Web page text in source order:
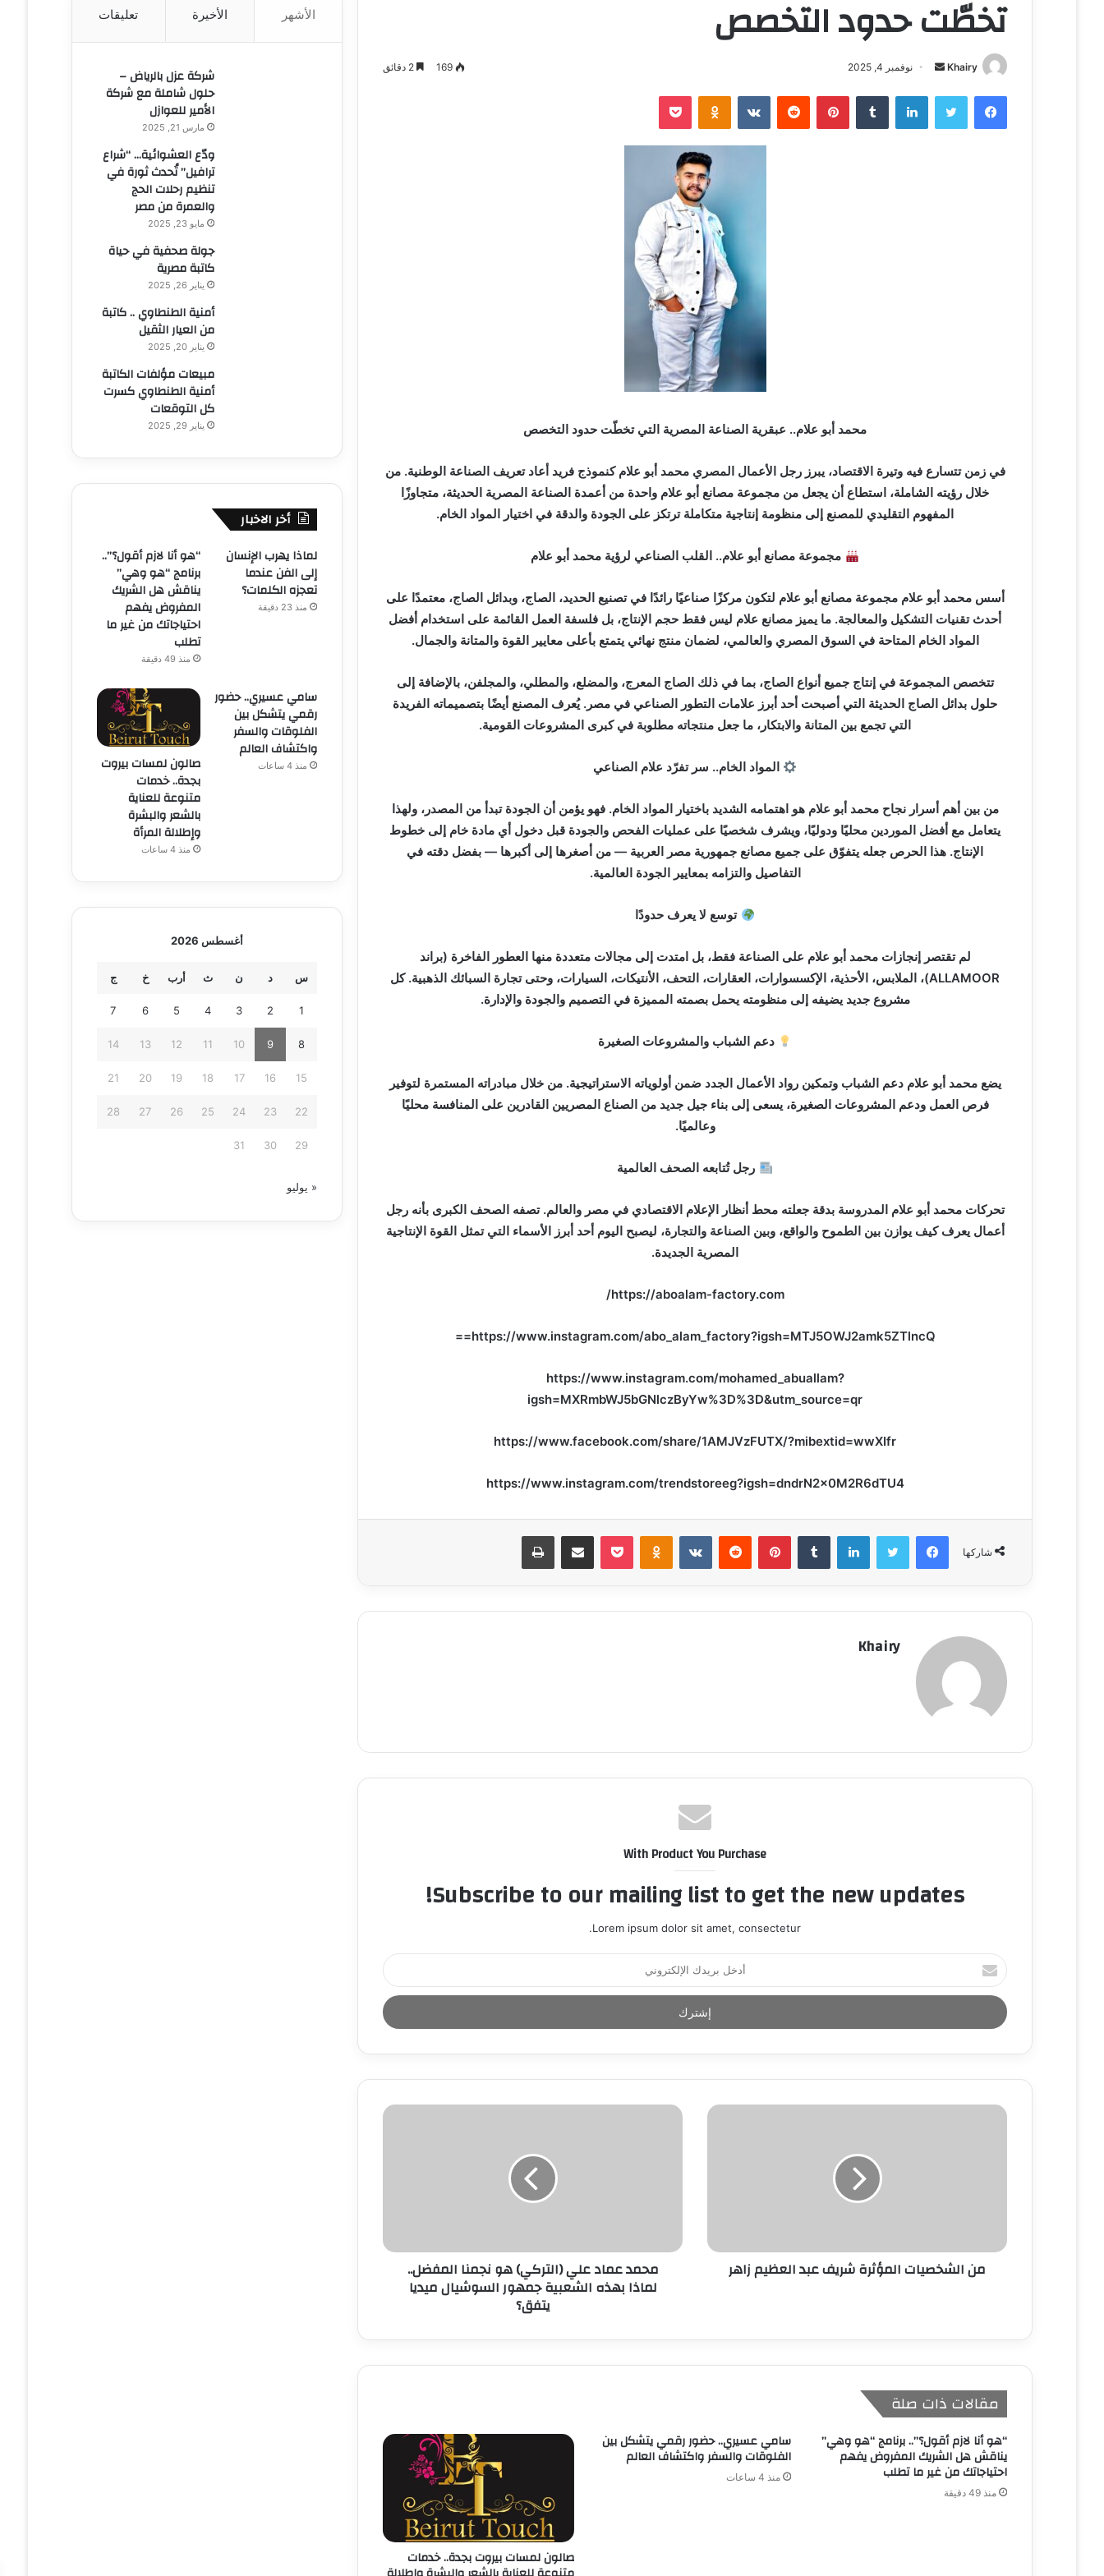
تخطّت حدود التخصص
Khairy
أ
ل
نوفمبر 4, 2025 169 2 دقائق
فيسبوك تويتر لينكدإن ‏Tumblr بينتيريست ‏Reddit
‏VKontakte
Odnoklassniki بوكيت
محمد أبو علام.. عبقرية الصناعة المصرية التي تخطّت حدود التخصص
في زمن تتسارع فيه وتيرة الاقتصاد، يبرز رجل الأعمال المصري محمد أبو علام كنموذج فريد أعاد تعريف الصناعة الوطنية. من
خلال رؤيته الشاملة، استطاع أن يجعل من مجموعة مصانع أبو علام واحدة من أعمدة الصناعة المصرية الحديثة، متجاوزًا
المفهوم التقليدي للمصنع إلى منظومة إنتاجية متكاملة ترتكز على الجودة والدقة في اختيار المواد الخام.
مجموعة مصانع أبو علام.. القلب الصناعي لرؤية محمد أبو علام
أسس محمد أبو علام مجموعة مصانع أبو علام لتكون مركزًا صناعيًا رائدًا في تصنيع الحديد، الصاج، وبدائل الصاج، معتمدًا على
أحدث تقنيات التشكيل والمعالجة. ما يميز مصانع علام ليس فقط حجم الإنتاج، بل فلسفة العمل القائمة على استخدام أفضل
المواد الخام المتاحة في السوق المصري والعالمي، لضمان منتج نهائي يتمتع بأعلى معايير القوة والمتانة والجمال.
تتخصص المجموعة في إنتاج جميع أنواع الصاج، بما في ذلك الصاج المعرج، والمضلع، والمطلي، والمجلفن، بالإضافة إلى
حلول بدائل الصاج الحديثة التي أصبحت أحد أبرز علامات التطور الصناعي في مصر. يُعرف المصنع أيضًا بتصميماته الفريدة
التي تجمع بين المتانة والابتكار، ما جعل منتجاته مطلوبة في كبرى المشروعات القومية.
المواد الخام.. سر تفرّد علام الصناعي
من بين أهم أسرار نجاح محمد أبو علام هو اهتمامه الشديد باختيار المواد الخام. فهو يؤمن أن الجودة تبدأ من المصدر، ولهذا
يتعامل مع أفضل الموردين محليًا ودوليًا، ويشرف شخصيًا على عمليات الفحص والجودة قبل دخول أي مادة خام إلى خطوط
الإنتاج. هذا الحرص جعله يتفوّق على جميع مصانع جمهورية مصر العربية — من أصغرها إلى أكبرها — بفضل دقته في
التفاصيل والتزامه بمعايير الجودة العالمية.
توسع لا يعرف حدودًا
لم تقتصر إنجازات محمد أبو علام على الصناعة فقط، بل امتدت إلى مجالات متعددة منها العطور الفاخرة (براند
ALLAMOOR)، الملابس، الأحذية، الإكسسوارات، العقارات، التحف، الأنتيكات، السيارات، وحتى تجارة السبائك الذهبية. كل
مشروع جديد يضيفه إلى منظومته يحمل بصمته المميزة في التصميم والجودة والإدارة.
دعم الشباب والمشروعات الصغيرة
يضع محمد أبو علام دعم الشباب وتمكين رواد الأعمال الجدد ضمن أولوياته الاستراتيجية. من خلال مبادراته المستمرة لتوفير
فرص العمل ودعم المشروعات الصغيرة، يسعى إلى بناء جيل جديد من الصناع المصريين القادرين على المنافسة محليًا
وعالميًا.
رجل تُتابعه الصحف العالمية
تحركات محمد أبو علام المدروسة بدقة جعلته محط أنظار الإعلام الاقتصادي في مصر والعالم. تصفه الصحف الكبرى بأنه رجل
أعمال يعرف كيف يوازن بين الطموح والواقع، وبين الصناعة والتجارة، ليصبح اليوم أحد أبرز الأسماء التي تمثل القوة الإنتاجية
المصرية الجديدة.
https://aboalam-factory.com/
https://www.instagram.com/abo_alam_factory?igsh=MTJ5OWJ2amk5ZTlncQ==
https://www.instagram.com/mohamed_abuallam?
igsh=MXRmbWJ5bGNlczByYw%3D%3D&utm_source=qr
https://www.facebook.com/share/1AMJVzFUTX/?mibextid=wwXIfr
https://www.instagram.com/trendstoreeg?igsh=dndrN2x0M2R6dTU4
شاركها
فيسبوك تويتر لينكدإن ‏Tumblr بينتيريست ‏Reddit
‏VKontakte
Odnoklassniki بوكيت مشاركة عبر البريد طباعة
Khairy
With Product You Purchase
Subscribe to our mailing list to get the new updates!
Lorem ipsum dolor sit amet, consectetur.
أ
د
خ
ل
د
ا
من الشخصيات المؤثرة شريف عبد العظيم زاهر محمد عماد علي (التركي) هو نجمنا المفضل..
لماذا بهذه الشعبية جمهور السوشيال ميديا
يتفق؟
مقالات ذات صلة
“هو أنا لازم أقول؟”.. برنامج “هو وهي”
يناقش هل الشريك المفروض يفهم
احتياجاتك من غير ما تطلب
منذ 49 دقيقة
سامي عسيري.. حضور رقمي يتشكل بين
الفلوقات والسفر واكتشاف العالم
منذ 4 ساعات
صالون لمسات بيروت بجدة.. خدمات
الأشهر الأخيرة تعليقات
شركة عزل بالرياض –
حلول شاملة مع شركة
الأمير للعوازل
مارس 21, 2025
ودّع العشوائية… “شراع
ترافيل” تُحدث ثورة في
تنظيم رحلات الحج
والعمرة من مصر
مايو 23, 2025
جولة صحفية في حياة
كاتبة مصرية
يناير 26, 2025
أمنية الطنطاوي .. كاتبة
من العيار الثقيل
يناير 20, 2025
مبيعات مؤلفات الكاتبة
أمنية الطنطاوي كسرت
كل التوقعات
يناير 29, 2025
أخر الاخبار
لماذا يهرب الإنسان
إلى الفن عندما
تعجزه الكلمات؟
منذ 23 دقيقة
“هو أنا لازم أقول؟”..
برنامج “هو وهي”
يناقش هل الشريك
المفروض يفهم
احتياجاتك من غير ما
تطلب
منذ 49 دقيقة
سامي عسيري.. حضور
رقمي يتشكل بين
الفلوقات والسفر
واكتشاف العالم
منذ 4 ساعات
صالون لمسات بيروت
بجدة.. خدمات
متنوعة للعناية
بالشعر والبشرة
وإطلالة المرأة
منذ 4 ساعات
أغسطس 2026
س د ن ث أرب خ ج
1
2
3
4
5
6
7
8
9
10
11
12
13
14
15
16
17
18
19
20
21
22
23
24
25
26
27
28
29
30
31
« يوليو